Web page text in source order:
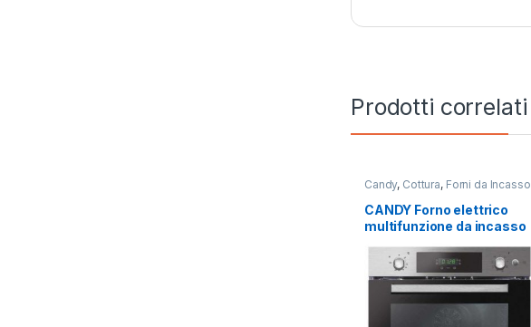
Prodotti correlati
Candy, Cottura, Forni da Incasso
CANDY Forno elettrico
multifunzione da incasso